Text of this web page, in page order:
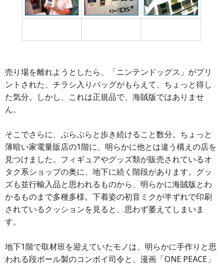
売り場を離れようとしたら、「ニンテンドッグス」がプリ
ントされた、チラシ入りバッグがもらえて、ちょっと得し
た気分。しかし、これは正規品で、海賊版ではありませ
ん。
そこでさらに、ぷらぷらと歩き続けること数分。ちょっと
薄暗い家電量販店の1階に、明らかに他とは違う構えの店を
見つけました。フィギュアやグッズ類が販売されているオ
タク系ショップの奥に、地下に続く階段があります。グッ
ズも並行輸入品と思われるものから、明らかに海賊版とわ
かるものまで多種多様。下着姿の初音ミクが半ずれで印刷
されているクッションを見ると、思わず萎えてしまいま
す。
地下1階で取材班を迎えていたモノは、明らかに手作りと思
われる段ボール製のコンボイ司令と、漫画「ONE PEACE」